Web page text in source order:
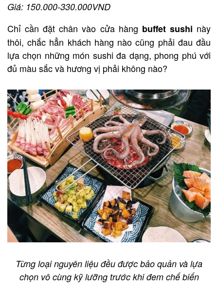
Giá: 150.000-330.000VND
Chỉ cần đặt chân vào cửa hàng buffet sushi này
thôi, chắc hẳn khách hàng nào cũng phải đau đầu
lựa chọn những món sushi đa dạng, phong phú với
đủ màu sắc và hương vị phải không nào?
Từng loại nguyên liệu đều được bảo quản và lựa
chọn vô cùng kỹ lưỡng trước khi đem chế biến